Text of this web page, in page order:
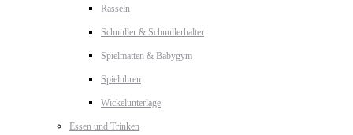
Rasseln
Schnuller & Schnullerhalter
Spielmatten & Babygym
Spieluhren
Wickelunterlage
Essen und Trinken